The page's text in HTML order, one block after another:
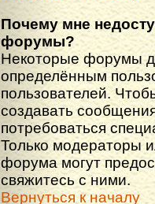
Почему мне
форумы?
Некоторые форумы
определённым
пользователей.
создавать
потребоваться
Только модераторы
форума могут
свяжитесь с ними.
Вернуться к началу